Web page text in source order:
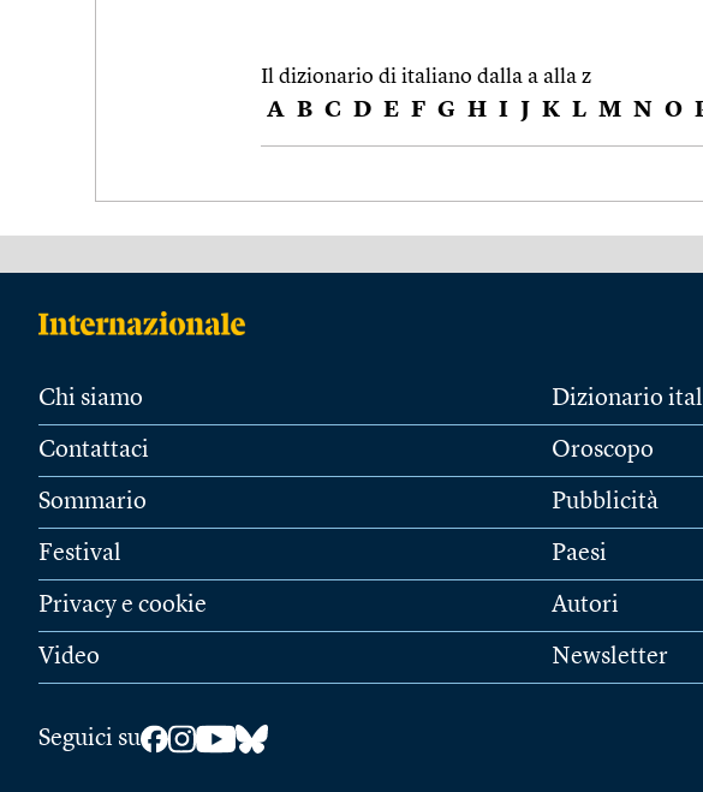
Il dizionario di italiano dalla a alla z
A B C D E F G H I J K L M N O
Chi siamo
Contattaci
Sommario
Festival
Privacy e cookie
Video
Dizionario
Oroscopo
Pubblicità
Paesi
Autori
Newsletter
Seguici su